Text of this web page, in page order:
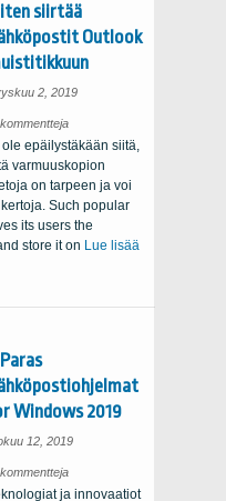
siirtää
Outlook
2, 2019
on
to
Emails
Outlook
to
a
Flash
Drive
ole epäilystäkään siitä,
varmuuskopion
on tarpeen ja voi
Such popular
its users the
store it on Lue lisää
Windows 2019
12, 2019
päällä
Paras
ja innovaatiot